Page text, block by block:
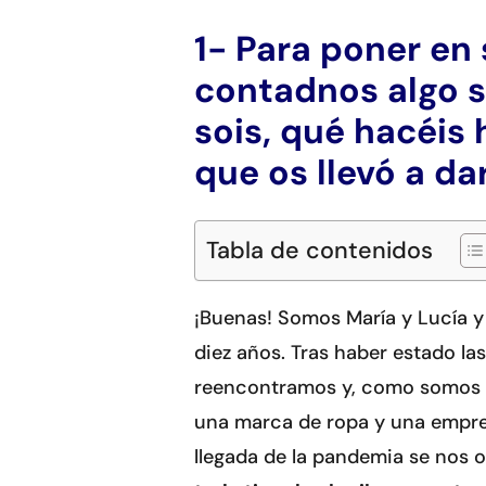
1- Para poner
contadnos algo
sois, qué hacéis
que os llevó a
Tabla de contenidos
¡Buenas! Somos María y
diez años. Tras haber estado
reencontramos y, como
una marca de ropa y una
llegada de la pandemia se nos